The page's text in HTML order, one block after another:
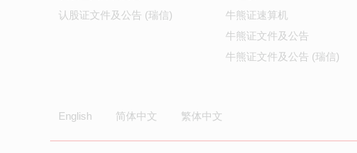
认股证文件及公告 (瑞信)
牛熊证速算机
牛熊证文件及公告
牛熊证文件及公告 (瑞信)
English 简体中文 繁体中文